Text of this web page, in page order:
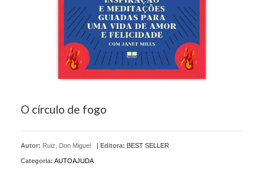
O círculo de fogo
Autor: Ruiz, Don Miguel Editora: BEST SELLER
Categoria: AUTOAJUDA